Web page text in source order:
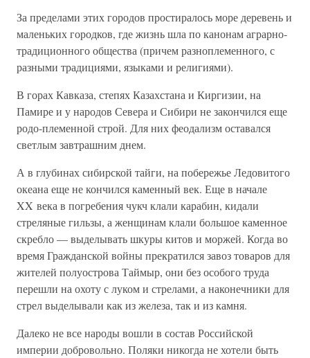
За пределами этих городов простиралось море деревень и
маленьких городков, где жизнь шла по канонам аграрно-
традиционного общества (причем разноплеменного, с
разными традициями, языками и религиями).
В горах Кавказа, степях Казахстана и Киргизии, на
Памире и у народов Севера и Сибири не закончился еще
родо-племенной строй. Для них феодализм оставался
светлым завтрашним днем.
А в глубинах сибирской тайги, на побережье Ледовитого
океана еще не кончился каменный век. Еще в начале
XX века в погребения чукч клали карабин, кидали
стреляные гильзы, а женщинам клали большое каменное
скребло — выделывать шкуры китов и моржей. Когда во
время Гражданской войны прекратился завоз товаров для
жителей полуострова Таймыр, они без особого труда
перешли на охоту с луком и стрелами, а наконечники для
стрел выделывали как из железа, так и из камня.
Далеко не все народы вошли в состав Российской
империи добровольно. Поляки никогда не хотели быть